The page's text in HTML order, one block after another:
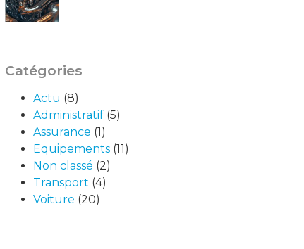
Catégories
Actu (8)
Administratif (5)
Assurance (1)
Equipements (11)
Non classé (2)
Transport (4)
Voiture (20)